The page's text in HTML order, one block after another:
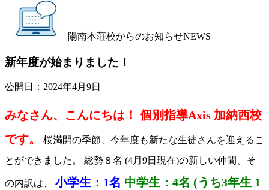
陽南本荘校からのお知らせNEWS
新年度が始まりました！
公開日： 2024年4月9日
みなさん、こんにちは！ 個別指導Axis 加納西校
です。
桜満開の季節、今年度も新たな生徒さんを迎えるこ
とができました。 総勢８名 (4月9日現在)の新しい仲間、そ
の内訳は、 小学生：1名 中学生：4名 (うち3年生 1